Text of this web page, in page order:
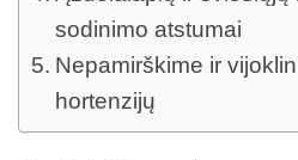
sodinimo atstumai
Nepamirškime ir
hortenzijų